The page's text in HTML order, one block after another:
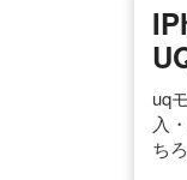
uq
入
ち